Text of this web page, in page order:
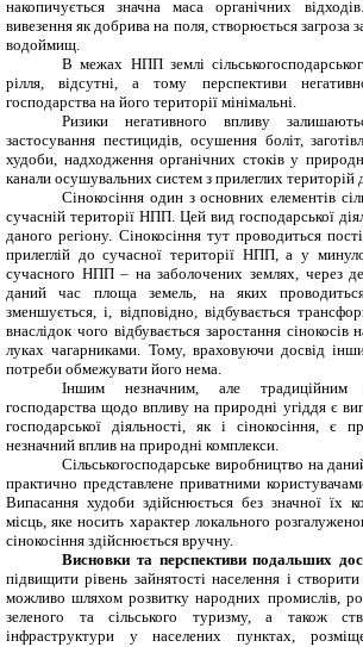
накопичується значна маса органічних
вивезення як добрива на поля, створюється загроза
водоймищ.
В межах НПП землі
рілля, відсутні, а тому перспективи
господарства на його території мінімальні.
Ризики негативного впливу
застосування пестицидів, осушення боліт,
худоби, надходження органічних стоків у
канали осушувальних систем з прилеглих
Сінокосіння один з основних елементів
сучасній території НПП. Цей вид господарської
даного регіону. Сінокосіння тут проводиться
прилеглій до сучасної території НПП, а у
сучасного НПП – на заболочених землях, через
даний час площа земель, на яких
зменшується, і, відповідно, відбувається
внаслідок чого відбувається заростання сінокосів
луках чагарниками. Тому, враховуючи досвід
потреби обмежувати його нема.
Іншим незначним, але традиційним
господарства щодо впливу на природні угіддя є
господарської діяльності, як і сінокосіння, є
незначний вплив на природні комплекси.
Сільськогосподарське виробництво на
практично представлене приватними
Випасання худоби здійснюється без значної їх
місць, яке носить характер локального
сінокосіння здійснюється вручну.
Висновки та перспективи подальших
підвищити рівень зайнятості населення і
можливо шляхом розвитку народних промислів,
зеленого та сільського туризму, а також
інфраструктури у населених пунктах,